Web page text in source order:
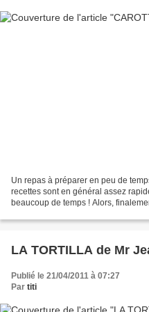
Un repas à préparer en peu de
recettes sont en général assez
beaucoup de temps ! Alors,
LA TORTILLA de Mr
Publié le 21/04/2011 à 07:27
Par titi